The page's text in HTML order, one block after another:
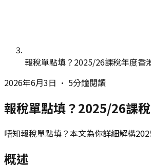
報稅單點填？2025/26課稅年度香
2026年6月3日 • 5分鐘閱讀
報稅單點填？2025/26課
唔知報稅單點填？本文為你詳細解構
概述